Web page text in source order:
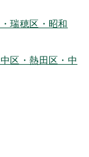
瑞穂区・昭和
区・熱田区・中